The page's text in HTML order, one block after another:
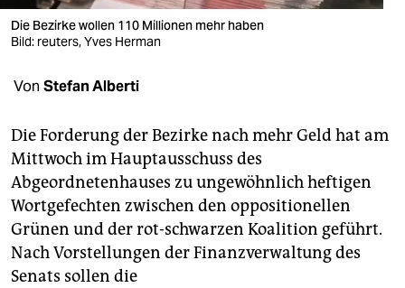
verlag
veranstaltungen
shop
unterstützen
abo
genossenschaft
epaper login
Die Bezirke wollen 110 Millionen mehr haben
Bild: reuters, Yves Herman
Von Stefan Alberti
Die Forderung der Bezirke nach mehr Geld hat am
Mittwoch im Hauptausschuss des
Abgeordnetenhauses zu ungewöhnlich heftigen
Wortgefechten zwischen den oppositionellen
Grünen und der rot-schwarzen Koalition geführt.
Nach Vorstellungen der Finanzverwaltung des
Senats sollen die